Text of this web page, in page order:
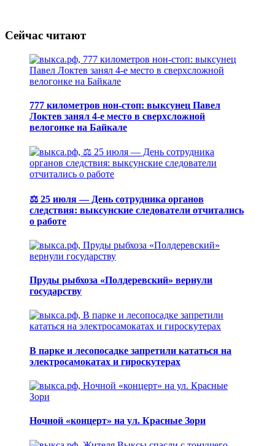
Сейчас читают
777 километров нон-стоп: выксунец Павел
Локтев занял 4-е место в сверхсложной
велогонке на Байкале
⚖️ 25 июля — День сотрудника органов
следствия: выксунские следователи отчитались
о работе
Пруды рыбхоза «Полдеревский» вернули
государству
В парке и лесопосадке запретили кататься на
электросамокатах и гироскутерах
Ночной «концерт» на ул. Красные Зори